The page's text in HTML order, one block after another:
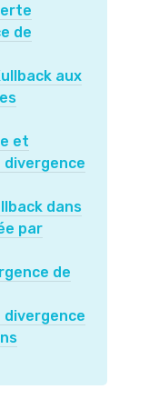
de
aux
et
dans
par
de